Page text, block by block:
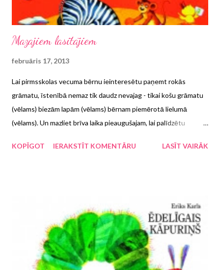
Mazajiem lasītājiem
februāris 17, 2013
Lai pirmsskolas vecuma bērnu ieinteresētu paņemt rokās
grāmatu, īstenībā nemaz tik daudz nevajag - tikai košu grāmatu
(vēlams) biezām lapām (vēlams) bērnam piemērotā lielumā
(vēlams). Un mazliet brīva laika pieaugušajam, lai palīdzētu
grāmatām.
KOPĪGOT IERAKSTĪT KOMENTĀRU LASĪT VAIRĀK